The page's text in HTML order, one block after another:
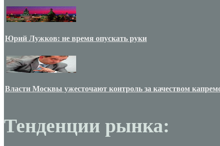
Юрий Лужков: не время опускать руки
Власти Москвы ужесточают контроль за качеством
Тенденции рынка: